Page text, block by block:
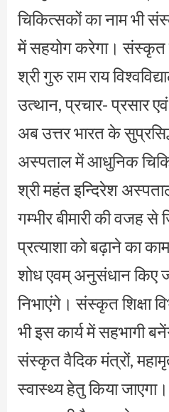
चिकित्सकों का नाम भी
में सहयोग करेगा। संस्कृत
श्री गुरु राम राय
उत्थान, प्रचार- प्रसार
अब उत्तर भारत के
अस्पताल में आधुनिक
श्री महंत इन्दिरेश
गम्भीर बीमारी की वजह
प्रत्याशा को बढ़ाने का
शोध एवम् अनुसंधान किए
निभाएंगे। संस्कृत शिक्षा
भी इस कार्य में सहभागी
संस्कृत वैदिक मंत्रों,
स्वास्थ्य हेतु किया